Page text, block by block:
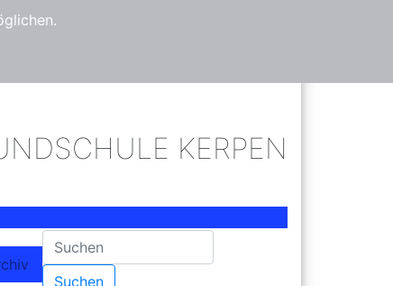
KERPEN
Suchen